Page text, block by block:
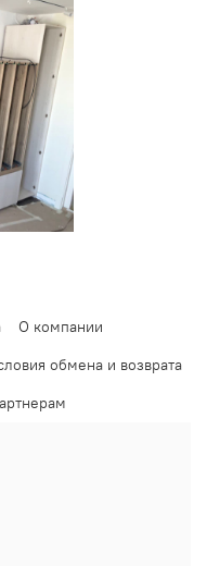
О компании
обмена и возврата